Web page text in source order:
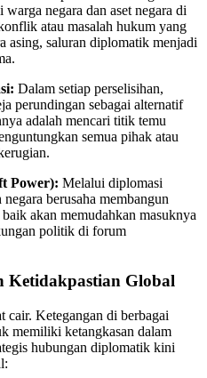
negara dan aset negara di
atau masalah hukum yang
asing, saluran diplomatik menjadi
Dalam setiap perselisihan,
perundingan sebagai alternatif
adalah mencari titik temu
semua pihak atau
Power): Melalui diplomasi
berusaha membangun
akan memudahkan masuknya
politik di forum
Ketidakpastian Global
cair. Ketegangan di berbagai
memiliki ketangkasan dalam
hubungan diplomatik kini